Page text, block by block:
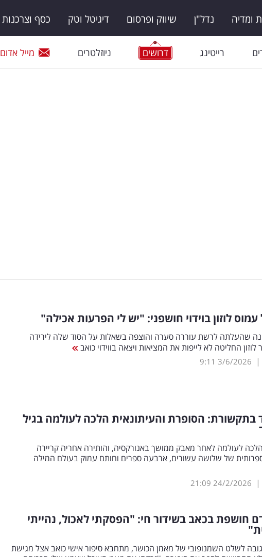
ומדיה נדל"ן שיווק ופרסום דיגיטל וטק כסף וצרכנות
רייטינג דרושים ניוזלטרים מייל אדום
לוזון בוידוי חושפני: "יש לי הפרעות אכילה"
שהעלתה לרשת עוררה סערה והוצפה בשאלות על הסוד שלה לירידה
החליטה לא לייפות את המציאות ויצאה בווידוי כואב
|
3/6/2026
9:11
בתקשורת: הסופרת והעיתונאית הלכה לעולמה בגיל
הלכה לעולמה לאחר מאבק ממושך באנורקסיה, והותירה אחריה קריירה
של שלושה עשורים, ארבעה ספרים וחותם עמוק בעולם המילה
|
24/2/2026
21:09
חושפת בכאב בשידור חי: "הפסקתי לאכול, נהייתי
לשלט השמנופובי של מאמן הכושר, מתחבא סיפור אישי כואב אצל מגישת